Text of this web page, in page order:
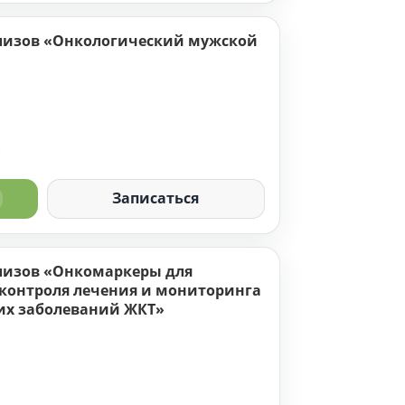
антиген (РЭА)
(АФП)
карциномы (SCC)
енолаза (NSE)
щелочная фосфатаза)
«Онкологический мужской
Записаться
«Онкомаркеры для
лечения и мониторинга
заболеваний ЖКТ»